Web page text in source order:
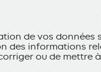
de vos
des informations
ou de